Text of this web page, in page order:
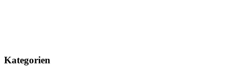
Kategorien